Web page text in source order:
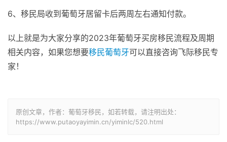
6、移民局收到葡萄牙居留卡后两周左右通知付款。
以上就是为大家分享的2023年葡萄牙买房移民流程及周期
相关内容，如果您想要移民葡萄牙可以直接咨询飞际移民专
家！
原创文章，作者：葡萄牙移民，如若转载，请注明出处：
https://www.putaoyayimin.cn/yiminlc/520.html